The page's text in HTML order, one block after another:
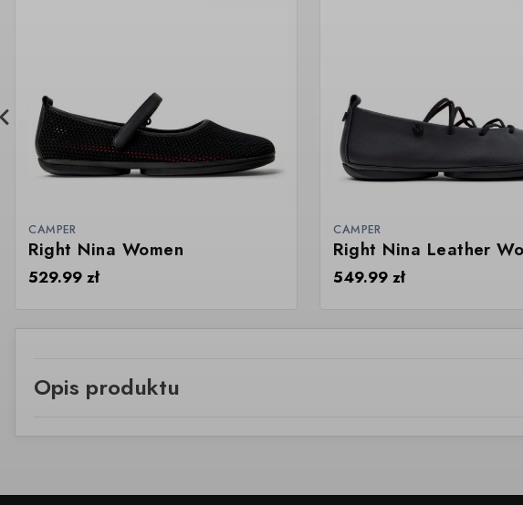
CAMPER
Right Nina Women
529.99zł
CAMPER
Right Nina Leather
549.99zł
Opis produktu